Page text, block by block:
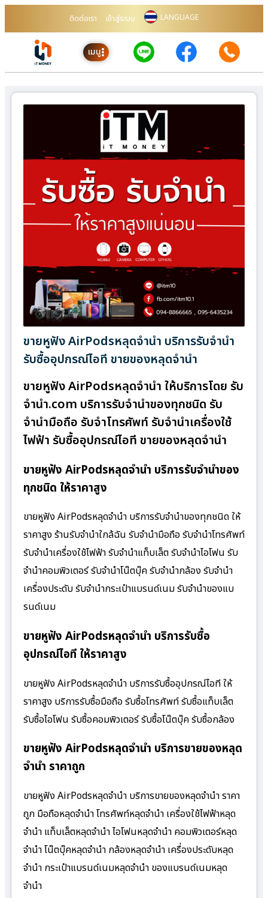
ติดต่อเรา เข้าสู่ระบบ LANGUAGE
เมนู
ขายหูฟัง AirPodsหลุดจำนำ บริการรับจำนำ
รับซื้ออุปกรณ์ไอที ขายของหลุดจำนำ
ขายหูฟัง AirPodsหลุดจำนำ ให้บริการโดย รับ
จํานํา.com บริการรับจำนำของทุกชนิด รับ
จำนำมือถือ รับจำโทรศัพท์ รับจำนำเครื่องใช้
ไฟฟ้า รับซื้ออุปกรณ์ไอที ขายของหลุดจำนำ
ขายหูฟัง AirPodsหลุดจำนำ บริการรับจำนำของ
ทุกชนิด ให้ราคาสูง
ขายหูฟัง AirPodsหลุดจำนำ บริการรับจำนำของทุกชนิด ให้
ราคาสูง ร้านรับจํานําใกล้ฉัน รับจำนำมือถือ รับจำนำโทรศัพท์
รับจำนำเครื่องใช้ไฟฟ้า รับจำนำแท็บเล็ต รับจำนำไอโฟน รับ
จำนำคอมพิวเตอร์ รับจำนำโน๊ตบุ๊ค รับจำนำกล้อง รับจำนำ
เครื่องประดับ รับจำนำกระเป๋าแบรนด์เนม รับจำนำของแบ
รนด์เนม
ขายหูฟัง AirPodsหลุดจำนำ บริการรับซื้อ
อุปกรณ์ไอที ให้ราคาสูง
ขายหูฟัง AirPodsหลุดจำนำ บริการรับซื้ออุปกรณ์ไอที ให้
ราคาสูง บริการรับซื้อมือถือ รับซื้อโทรศัพท์ รับซื้อแท็บเล็ต
รับซื้อไอโฟน รับซื้อคอมพิวเตอร์ รับซื้อโน๊ตบุ๊ค รับซื้อกล้อง
ขายหูฟัง AirPodsหลุดจำนำ บริการขายของหลุด
จำนำ ราคาถูก
ขายหูฟัง AirPodsหลุดจำนำ บริการขายของหลุดจำนำ ราคา
ถูก มือถือหลุดจำนำ โทรศัพท์หลุดจำนำ เครื่องใช้ไฟฟ้าหลุด
จำนำ แท็บเล็ตหลุดจำนำ ไอโฟนหลุดจำนำ คอมพิวเตอร์หลุด
จำนำ โน๊ตบุ๊คหลุดจำนำ กล้องหลุดจำนำ เครื่องประดับหลุด
จำนำ กระเป๋าแบรนด์เนมหลุดจำนำ ของแบรนด์เนมหลุด
จำนำ